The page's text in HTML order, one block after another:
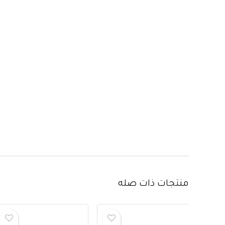
منتجات ذات صله